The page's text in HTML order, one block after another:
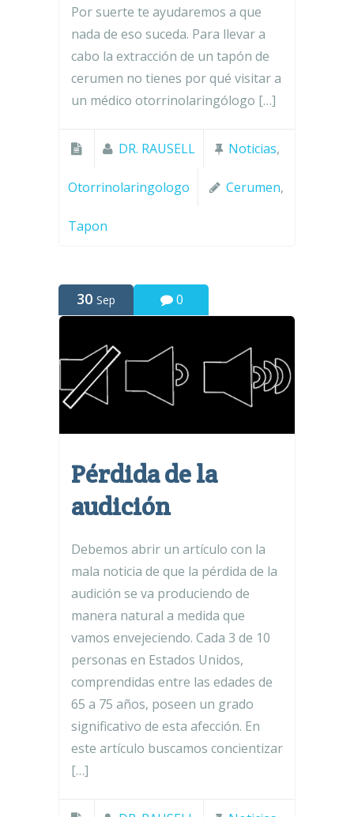
Por suerte te ayudaremos a que
nada de eso suceda. Para llevar a
cabo la extracción de un tapón de
cerumen no tienes por qué visitar a
un médico otorrinolaringólogo […]
DR. RAUSELL Noticias,
Otorrinolaringologo Cerumen,
Tapon
30 Sep 0
Pérdida de la
audición
Debemos abrir un artículo con la
mala noticia de que la pérdida de la
audición se va produciendo de
manera natural a medida que
vamos envejeciendo. Cada 3 de 10
personas en Estados Unidos,
comprendidas entre las edades de
65 a 75 años, poseen un grado
significativo de esta afección. En
este artículo buscamos concientizar
[…]